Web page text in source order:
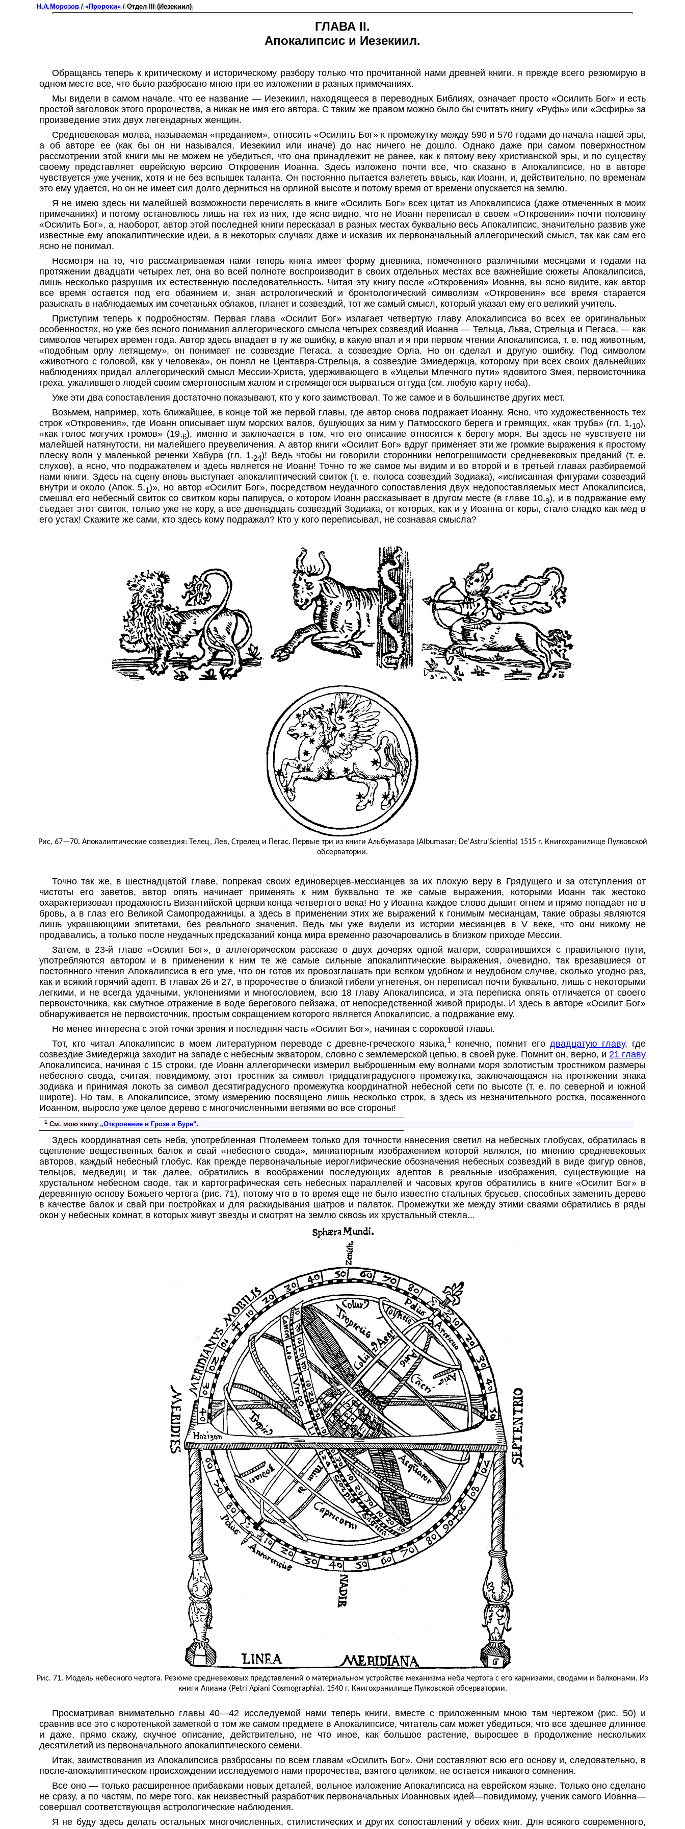
Н.А.Морозов/«Пророки»/ Отдел III (Иезекиил)
ГЛАВА II.
Апокалипсис и Иезекиил.
Обращаясь теперь к критическому и историческому разбору только что прочитанной нами древней книги, я прежде всего резюмирую в
одном месте все, что было разбросано мною при ее изложении в разных примечаниях.
Мы видели в самом начале, что ее название — Иезекиил, находящееся в переводных Библиях, означает просто «Осилить Бог» и есть
простой заголовок этого пророчества, а никак не имя его автора. С таким же правом можно было бы считать книгу «Руфь» или «Эсфирь» за
произведение этих двух легендарных женщин.
Средневековая молва, называемая «преданием», относить «Осилить Бог» к промежутку между 590 и 570 годами до начала нашей эры,
а об авторе ее (как бы он ни назывался, Иезекиил или иначе) до нас ничего не дошло. Однако даже при самом поверхностном
рассмотрении этой книги мы не можем не убедиться, что она принадлежит не ранее, как к пятому веку христианской эры, и по существу
своему представляет еврейскую версию Откровения Иоанна. Здесь изложено почти все, что сказано в Апокалипсисе, но в авторе
чувствуется уже ученик, хотя и не без вспышек таланта. Он постоянно пытается взлететь ввысь, как Иоанн, и, действительно, по временам
это ему удается, но он не имеет сил долго дерниться на орлиной высоте и потому время от времени опускается на землю.
Я не имею здесь ни малейшей возможности перечислять в книге «Осилить Бог» всех цитат из Апокалипсиса (даже отмеченных в моих
примечаниях) и потому остановлюсь лишь на тех из них, где ясно видно, что не Иоанн переписал в своем «Откровении» почти половину
«Осилить Бог», а, наоборот, автор этой последней книги пересказал в разных местах буквально весь Апокалипсис, значительно развив уже
известные ему апокалиптические идеи, а в некоторых случаях даже и исказив их первоначальный аллегорический смысл, так как сам его
ясно не понимал.
Несмотря на то, что рассматриваемая нами теперь книга имеет форму дневника, помеченного различными месяцами и годами на
протяжении двадцати четырех лет, она во всей полноте воспроизводит в своих отдельных местах все важнейшие сюжеты Апокалипсиса,
лишь несколько разрушив их естественную последовательность. Читая эту книгу после «Откровения» Иоанна, вы ясно видите, как автор
все время остается под его обаянием и, зная астрологический и бронтологический символизм «Откровения» все время старается
разыскать в наблюдаемых им сочетаньях облаков, планет и созвездий, тот же самый смысл, который указал ему его великий учитель.
Приступим теперь к подробностям. Первая глава «Осилит Бог» излагает четвертую главу Апокалипсиса во всех ее оригинальных
особенностях, но уже без ясного понимания аллегорического смысла четырех созвездий Иоанна — Тельца, Льва, Стрельца и Пегаса, — как
символов четырех времен года. Автор здесь впадает в ту же ошибку, в какую впал и я при первом чтении Апокалипсиса, т. е. под животным,
«подобным орлу летящему», он понимает не созвездие Пегаса, а созвездие Орла. Но он сделал и другую ошибку. Под символом
«животного с головой, как у человека», он понял не Центавра-Стрельца, а созвездие Змиедержца, которому при всех своих дальнейших
наблюдениях придал аллегорический смысл Мессии-Христа, удерживающего в «Ущельи Млечного пути» ядовитого Змея, первоисточника
греха, ужалившего людей своим смертоносным жалом и стремящегося вырваться оттуда (см. любую карту неба).
Уже эти два сопоставления достаточно показывают, кто у кого заимствовал. То же самое и в большинстве других мест.
Возьмем, например, хоть ближайшее, в конце той же первой главы, где автор снова подражает Иоанну. Ясно, что художественность тех
строк «Откровения», где Иоанн описывает шум морских валов, бушующих за ним у Патмосского берега и гремящих, «как труба» (гл. 1,10),
«как голос могучих громов» (19,6), именно и заключается в том, что его описание относится к берегу моря. Вы здесь не чувствуете ни
малейшей натянутости, ни малейшего преувеличения. А автор книги «Осилит Бог» вдруг применяет эти же громкие выражения к простому
плеску волн у маленькой реченки Хабура (гл. 1,24)! Ведь чтобы ни говорили сторонники непогрешимости средневековых преданий (т. е.
слухов), а ясно, что подражателем и здесь является не Иоанн! Точно то же самое мы видим и во второй и в третьей главах разбираемой
нами книги. Здесь на сцену вновь выступает апокалиптический свиток (т. е. полоса созвездий 3одиака), «исписанная фигурами созвездий
внутри и около (Апок. 5,1)», но автор «Осилит Бог», посредством неудачного сопоставления двух недопоставляемых мест Апокалипсиса,
смешал его небесный свиток со свитком коры папируса, о котором Иоанн рассказывает в другом месте (в главе 10,9), и в подражание ему
съедает этот свиток, только уже не кору, а все двенадцать созвездий Зодиака, от которых, как и у Иоанна от коры, стало сладко как мед в
его устах! Скажите же сами, кто здесь кому подражал? Кто у кого переписывал, не сознавая смысла?
Рис, 67—70. Апокалиптические созвездия: Телец, Лев, Стрелец и Пегас. Первые три из книги Альбумазара (Albumasar; De'Astru'Scientia) 1515 г. Книгохранилище Пулковской
обсерватории.
Точно так же, в шестнадцатой главе, попрекая своих единоверцев-мессианцев за их плохую веру в Грядущего и за отступления от
чистоты его заветов, автор опять начинает применять к ним буквально те же самые выражения, которыми Иоанн так жестоко
охарактеризовал продажность Византийской церкви конца четвертого века! Но у Иоанна каждое слово дышит огнем и прямо попадает не в
бровь, а в глаз его Великой Самопродажницы, а здесь в применении этих же выражений к гонимым месианцам, такие образы являются
лишь украшающими эпитетами, без реального значения. Ведь мы уже видели из истории месианцев в V веке, что они никому не
продавались, а только после неудачных предсказаний конца мира временно разочаровались в близком приходе Мессии.
Затем, в 23-й главе «Осилит Бог», в аллегорическом рассказео двух дочерях одной матери, совратившихся с правильного пути,
употребляются автором и в применении к ним те же самые сильные апокалиптические выражения, очевидно, так врезавшиеся от
постоянного чтения Апокалипсиса в его уме, что он готов их провозглашать при всяком удобном и неудобном случае, сколько угодно раз,
как и всякий горячий адепт. В главах 26 и 27, в пророчестве о близкой гибели угнетенья, он переписал почти буквально, лишь с некоторыми
легкими, и не всегда удачными, уклонениями и многословием, всю 18 главу Апокалипсиса, и эта переписка опять отличается от своего
первоисточника, как смутное отражение в воде берегового пейзажа, от непосредственной живой природы. И здесь в авторе «Осилит Бог»
обнаруживается не первоисточник, простым сокращением которого является Апокалипсис, а подражание ему.
Не менее интересна с этой точки зрения и последняя часть «Осилит Бог», начиная с сороковой главы.
Тот, кто читал Апокалипсис в моем литературном переводе с древне-греческого языка,1 конечно, помнит егодвадцатую главу, где
созвездие Змиедержца заходит на западе с небесным экватором, словно с землемерской цепью, в своей руке. Помнит он, верно, и 21 главу
Апокалипсиса, начиная с 15 строки, где Иоанн аллегорически измерил выброшенным ему волнами моря золотистым тростником размеры
небесного свода, считая, повидимому, этот тростник за символ тридцатиградусного промежутка, заключающаяся на протяжении знака
зодиака и принимая локоть за символ десятиградусного промежутка координатной небесной сети по высоте (т. е. по северной и южной
широте). Но там, в Апокалипсисе, этому измерению посвящено лишь несколько строк, а здесь из незначительного ростка, посаженного
Иоанном, выросло уже целое дерево с многочисленными ветвями во все стороны!
1 См. мою книгу „Откровение в Грозе и Буре“.
Здесь координатная сеть неба, употребленная Птолемеем только для точности нанесения светил на небесных глобусах, обратилась в
сцепление вещественных балок и свай «небесного свода», миниатюрным изображением которой являлся, по мнению средневековых
авторов, каждый небесный глобус. Как прежде первоначальные иероглифические обозначения небесных созвездий в виде фигур овнов,
тельцов, медведиц и так далее, обратились в воображении последующих адептов в реальные изображения, существующие на
хрустальном небесном своде, так и картографическая сеть небесных параллелей и часовых кругов обратились в книге «Осилит Бог» в
деревянную основу Божьего чертога (рис. 71), потому что в то время еще не было известностальных брусьев, способных заменить дерево
в качестве балок и свай при постройках и для раскидывания шатров и палаток. Промежутки же между этими сваями обратились в ряды
окон у небесных комнат, в которых живут звезды и смотрят на землю сквозь их хрустальный стекла...
Рис. 71. Модель небесного чертога. Резюме средневековых представлений о материальном устройстве механизма неба чертога с его карнизами, сводами и балконами. Из
книги Апиана (Petri Apiani Cosmographia). 1540 г. Книгохранилище Пулковской обсерватории.
Просматривая внимательно главы 40—42 исследуемой нами теперь книги, вместе с приложенным мною там чертежом (рис. 50) и
сравнив все это с коротенькой заметкой о том же самом предмете в Апокалипсисе, читатель сам может убедиться, что все здешнее длинное
и даже, прямо скажу, скучное описание, действительно, не что иное, как большое растение, выросшее в продолжение нескольких
десятилетий из первоначального апокалиптического семени.
Итак, заимствования из Апокалипсиса разбросаны по всем главам «Осилить Бог». Они составляют всю его основу и, следовательно, в
после-апокалиптическом происхождении исследуемого нами пророчества, взятого целиком, не остается никакого сомнения.
Все оно — только расширенное прибавками новых деталей, вольное изложениеАпокалипсиса на еврейском языке. Только оно сделано
не сразу, а по частям, по мере того, как неизвестный разработчик первоначальных Иоанновых идей—повидимому, ученик самого Иоанна—
совершал соответствующая астрологические наблюдения.
Я не буду здесь делать остальных многочисленных, стилистических и других сопоставлений у обеих книг. Для всякого современного,